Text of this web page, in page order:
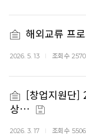
해외교류 프
2026. 5. 13 조회수 2570
[창업지원단]
상…
2026. 3. 17 조회수 5506